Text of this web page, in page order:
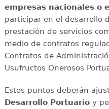
empresas nacionales o
participar en el desarrollo
prestación de servicios
medio de contratos
Contratos de
Usufructos Onerosos
Estos puntos deberán
Desarrollo Portuarioy